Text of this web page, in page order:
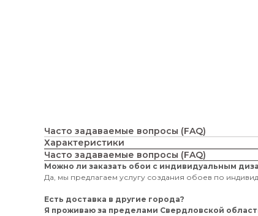
Часто задаваемые вопросы (FAQ)
Характеристики
Часто задаваемые вопросы (FAQ)
Можно ли заказать обои с индивидуальным
Да, мы предлагаем услугу создания обоев по
Есть доставка в другие города?
Я проживаю за пределами Свердловской